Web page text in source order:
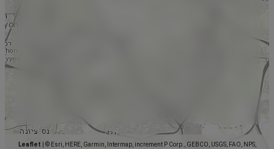
Leaflet
© Esri, HERE, Garmin, Intermap, increment P Corp., GEBCO, USGS, FAO, NPS,